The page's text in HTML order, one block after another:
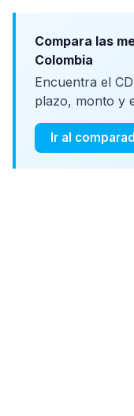
Compara las
Colombia
Encuentra el
plazo, monto y
Ir al